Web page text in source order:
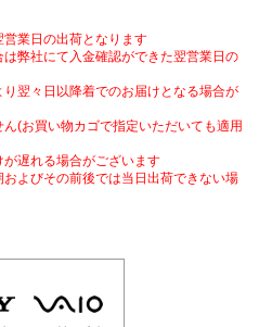
業日の出荷となります
弊社にて入金確認ができた翌営業日の
翌々日以降着でのお届けとなる場合が
(お買い物カゴで指定いただいても適用
遅れる場合がございます
よびその前後では当日出荷できない場